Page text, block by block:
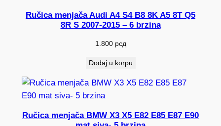
Ručica menjača Audi A4 S4 B8 8K A5 8T Q5
8R S 2007-2015 – 6 brzina
1.800 рсд
Dodaj u korpu
Ručica menjača BMW X3 X5 E82 E85 E87 E90